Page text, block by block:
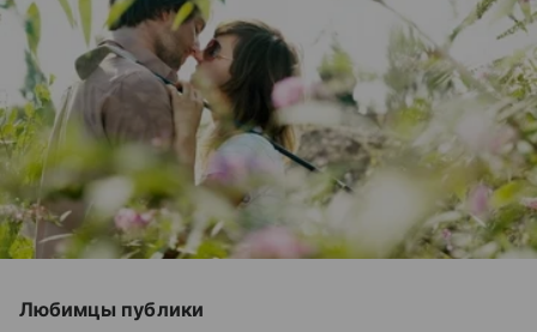
Любимцы публики